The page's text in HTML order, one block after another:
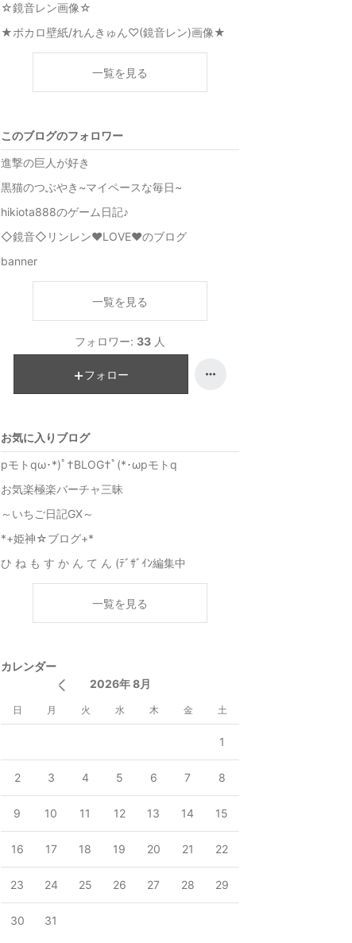
☆鏡音レン画像☆
★ボカロ壁紙/れんきゅん♡(鏡音レン)画像★
一覧を見る
このブログのフォロワー
進撃の巨人が好き
黒猫のつぶやき~マイペースな毎日~
hikiota888のゲーム日記♪
◇鏡音◇リンレン♥LOVE♥のブログ
banner
一覧を見る
フォロワー: 33 人
フォロー
お気に入りブログ
pモトqω･*)ﾟ†BLOG†ﾟ(*･ωpモトq
お気楽極楽バーチャ三昧
～いちご日記GX～
*+姫神☆ブログ+*
ひ ね も す か ん て ん (ﾃﾞｻﾞｲﾝ編集中
一覧を見る
カレンダー
2026年 8月
日 月 火 水 木 金 土
1
2 3 4 5 6 7 8
9 10 11 12 13 14 15
16 17 18 19 20 21 22
23 24 25 26 27 28 29
30 31